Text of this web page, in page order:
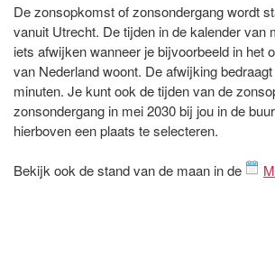
De zonsopkomst of zonsondergang wordt
vanuit Utrecht. De tijden in de kalender van
iets afwijken wanneer je bijvoorbeeld in het
van Nederland woont. De afwijking
minuten. Je kunt ook de tijden van de
zonsondergang in mei 2030 bij jou in de
hierboven een plaats te selecteren.
Bekijk ook de stand van de maan in de